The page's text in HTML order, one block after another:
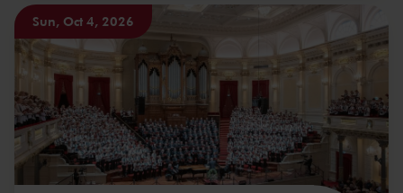
Sun, Oct 4, 2026